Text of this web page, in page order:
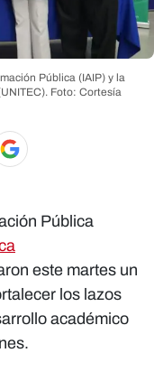
Pública (IAIP) y la
Foto: Cortesía
Pública
este martes un
los lazos
académico